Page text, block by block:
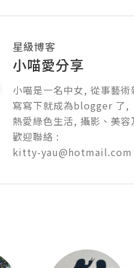
星級博客
小喵愛分享
小喵是一名中女, 從事藝術
寫寫下就成為blogger 了,
熱愛綠色生活, 攝影、美容
歡迎聯絡 :
kitty-yau@hotmail.com